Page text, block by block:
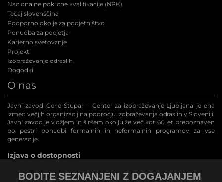
Nacionalne poklicne kvalifikacije (NPK)
Tečaj slovenščine
Podporno okolje za podjetništvo
Ponudba za podjetja
Karierno svetovanje
Projekti
Izobraževanje odraslih
Dogodki
O nas
Javni zavod Cene Štupar – Center za izobraževanje Ljubljana je ena
izmed večjih organizacij na področju izobraževanja odraslih v Sloveniji.
Javni zavod je v ožjem in širšem okolju že več kot 60 let prepoznaven
po pestri ponudbi formalnih in neformalnih programov za vse
generacije.
Izjava o dostopnosti
BODITE SEZNANJENI Z DOGAJANJEM